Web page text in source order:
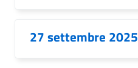
27 settembre 2025